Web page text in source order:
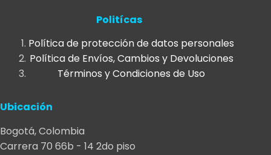
pueden
elegir
en
la
Politícas
Política de protección de datos personales
Política de Envíos, Cambios y Devoluciones
Términos y Condiciones de Uso
Ubicación
Bogotá, Colombia
Carrera 70 66b - 14 2do piso